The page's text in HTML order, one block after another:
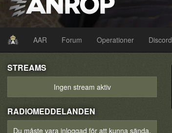
AAR Forum Operationer Discord
STREAMS
Ingen stream aktiv
RADIOMEDDELANDEN
Du måste vara inloggad för att kunna sända.